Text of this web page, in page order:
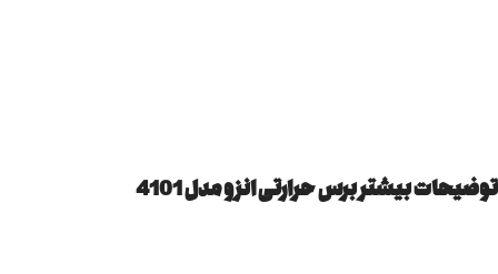
توضیحات بیشتر برس حرارتی انزو مدل 4101